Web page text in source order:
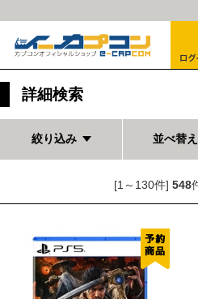
詳細検索
絞り込み 並べ替え
[1～130件] 548